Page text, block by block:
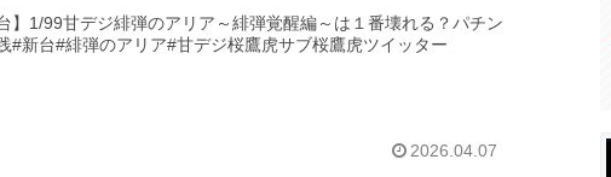
】1/99甘デジ緋弾のアリア～緋弾覚醒編～は１番壊れる？パチン
#新台#緋弾のアリア#甘デジ桜鷹虎サブ桜鷹虎ツイッター
2026.04.07